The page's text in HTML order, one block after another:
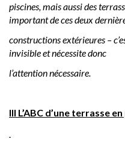
piscines, mais aussi des
important de ces deux
constructions extérieures –
invisible et nécessite donc
l’attention nécessaire.
III L’ABC d’une terrasse